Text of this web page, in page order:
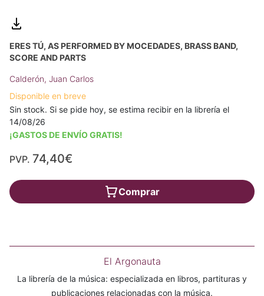
ERES TÚ, AS PERFORMED BY MOCEDADES, BRASS BAND,
SCORE AND PARTS
Calderón, Juan Carlos
Disponible en breve
Sin stock. Si se pide hoy, se estima recibir en la librería el
14/08/26
¡GASTOS DE ENVÍO GRATIS!
PVP. 74,40€
Comprar
El Argonauta
La librería de la música: especializada en libros, partituras y
publicaciones relacionadas con la música.